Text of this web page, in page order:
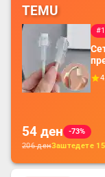
TEMU
54 ден
-73%
206денЗаштедете